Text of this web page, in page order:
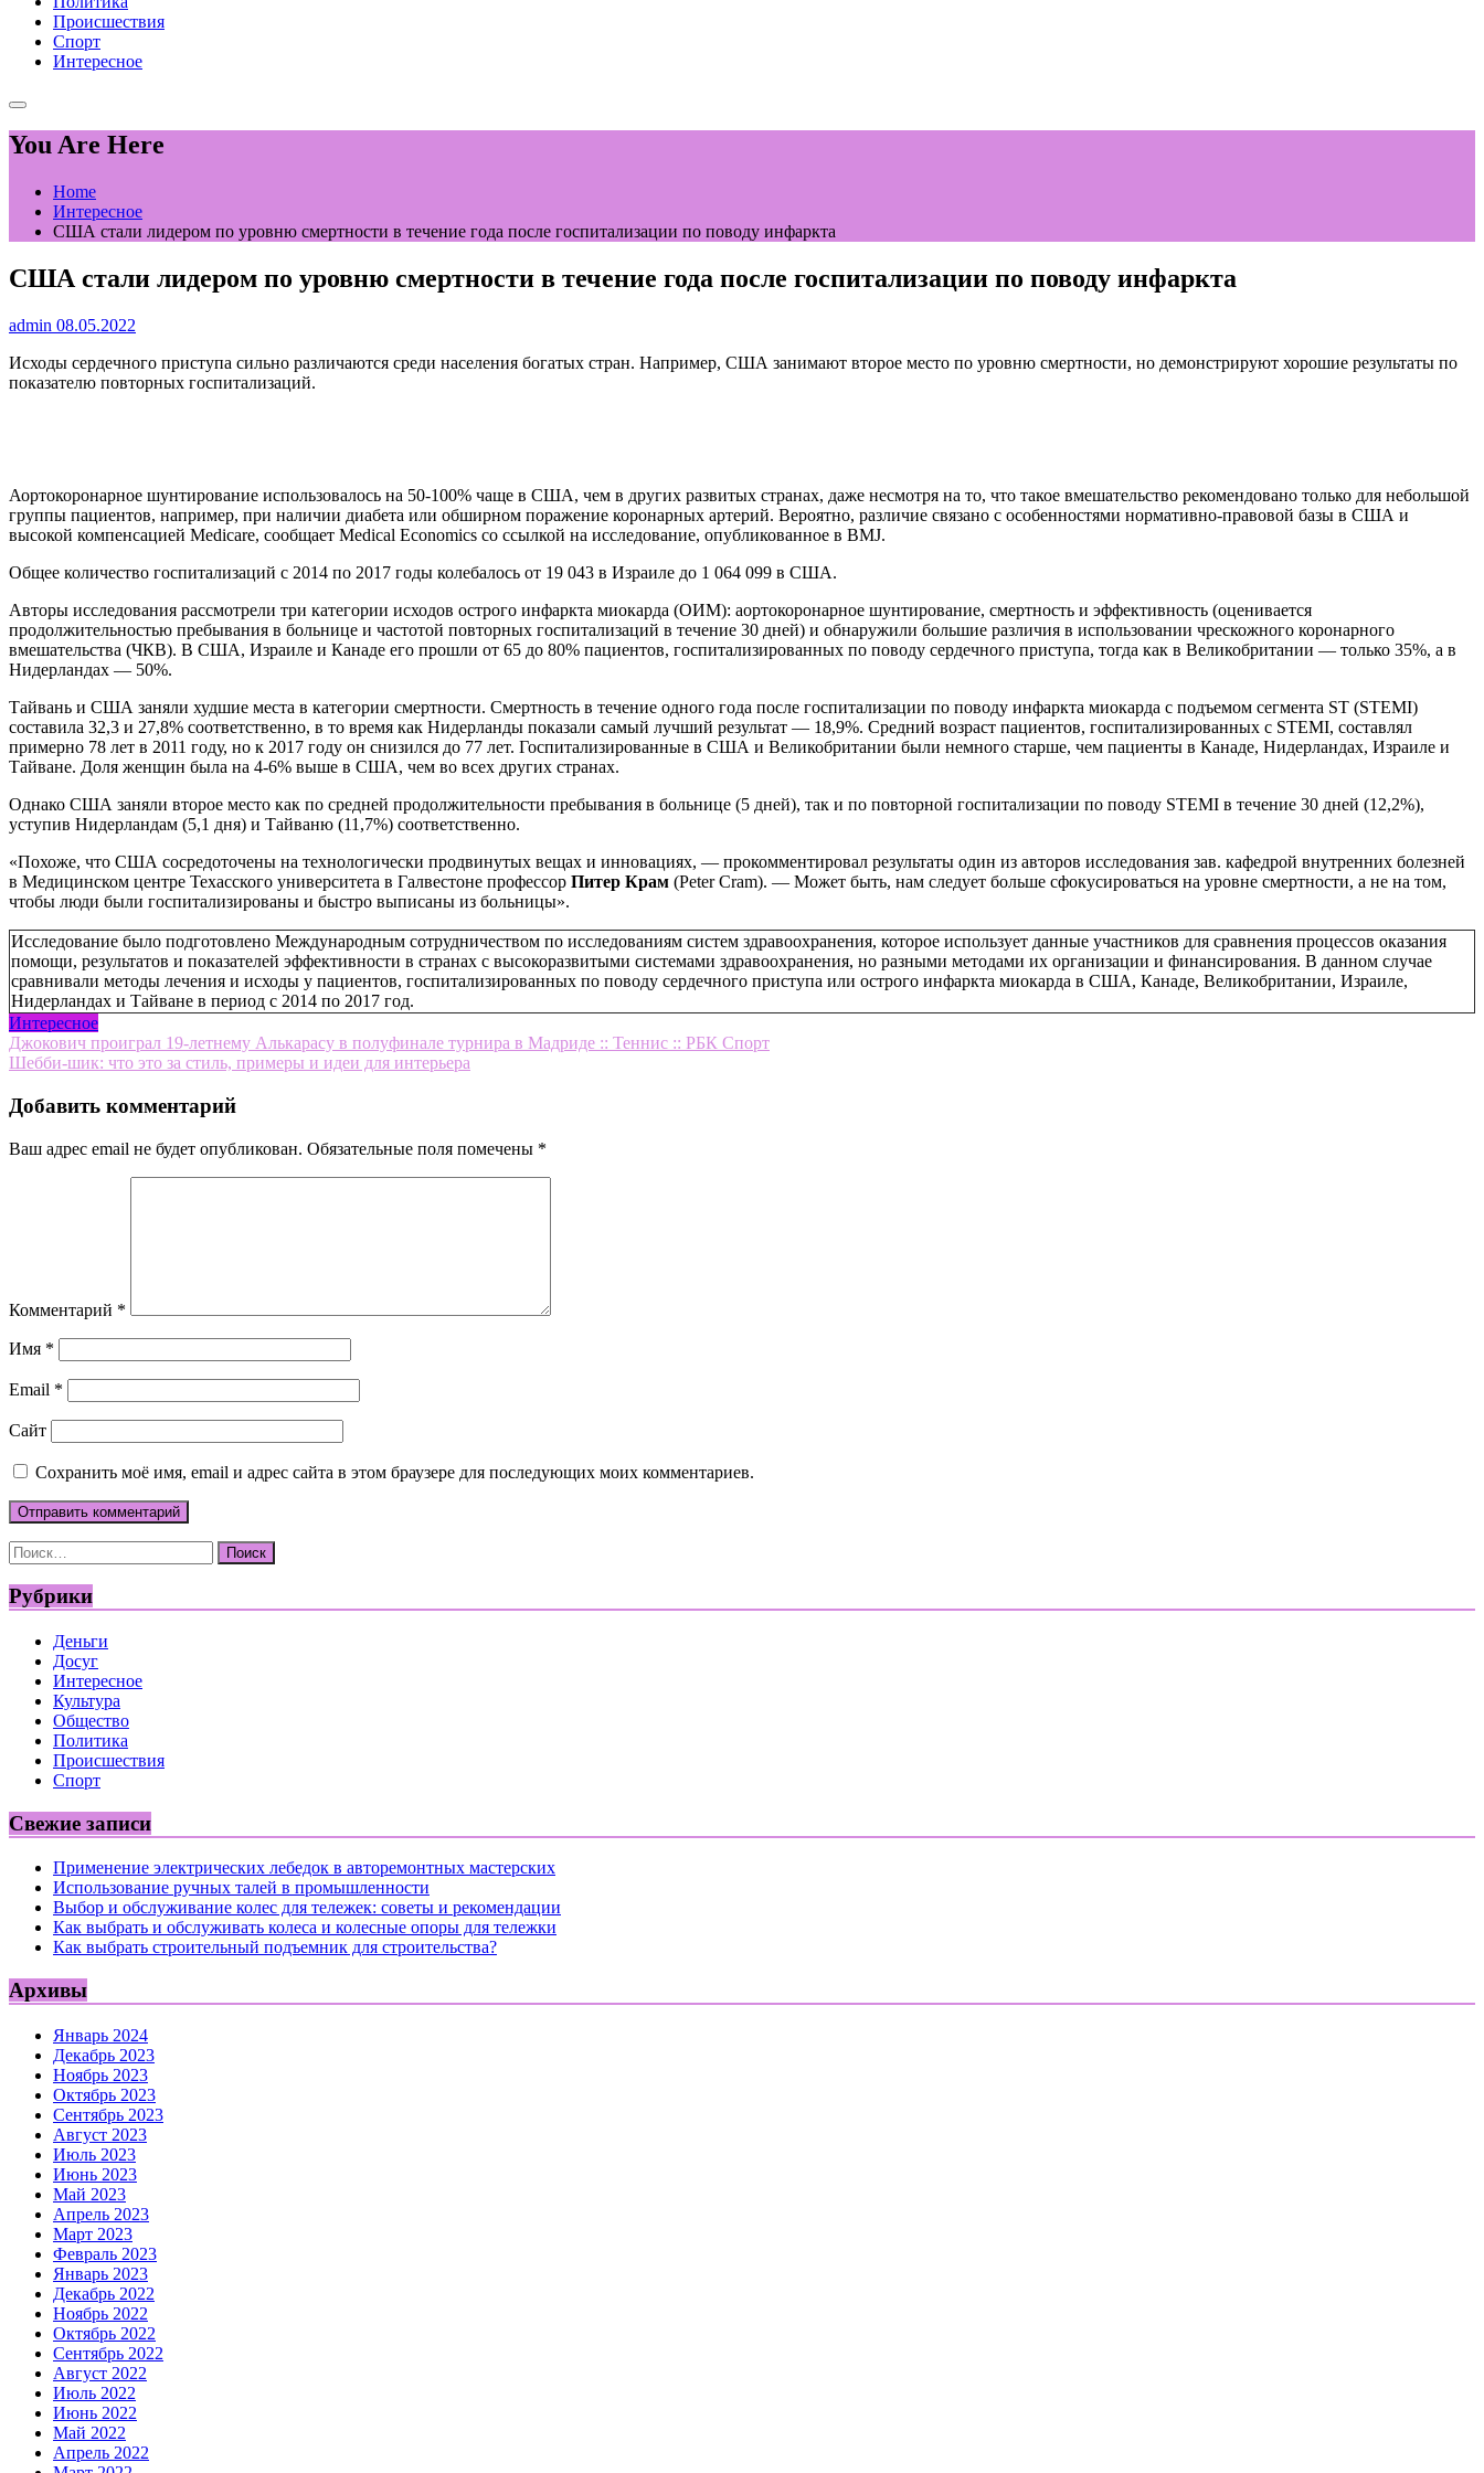
Происшествия
Спорт
Интересное
You Are Here
Home
Интересное
США стали лидером по уровню смертности в течение года после госпитализации по поводу инфаркта
США стали лидером по уровню смертности в течение года после госпитализации по поводу инфаркта
admin 08.05.2022
Исходы сердечного приступа сильно различаются среди населения богатых стран. Например, США занимают второе место по уровню смертности, но демонстрируют хорошие результаты по
показателю повторных госпитализаций.
Аортокоронарное шунтирование использовалось на 50-100% чаще в США, чем в других развитых странах, даже несмотря на то, что такое вмешательство рекомендовано только для небольшой
группы пациентов, например, при наличии диабета или обширном поражение коронарных артерий. Вероятно, различие связано с особенностями нормативно-правовой базы в США и
высокой компенсацией Medicare, сообщает Medical Economics со ссылкой на исследование, опубликованное в BMJ.
Общее количество госпитализаций с 2014 по 2017 годы колебалось от 19 043 в Израиле до 1 064 099 в США.
Авторы исследования рассмотрели три категории исходов острого инфаркта миокарда (ОИМ): аортокоронарное шунтирование, смертность и эффективность (оценивается
продолжительностью пребывания в больнице и частотой повторных госпитализаций в течение 30 дней) и обнаружили большие различия в использовании чрескожного коронарного
вмешательства (ЧКВ). В США, Израиле и Канаде его прошли от 65 до 80% пациентов, госпитализированных по поводу сердечного приступа, тогда как в Великобритании — только 35%, а в
Нидерландах — 50%.
Тайвань и США заняли худшие места в категории смертности. Смертность в течение одного года после госпитализации по поводу инфаркта миокарда с подъемом сегмента ST (STEMI)
составила 32,3 и 27,8% соответственно, в то время как Нидерланды показали самый лучший результат — 18,9%. Средний возраст пациентов, госпитализированных с STEMI, составлял
примерно 78 лет в 2011 году, но к 2017 году он снизился до 77 лет. Госпитализированные в США и Великобритании были немного старше, чем пациенты в Канаде, Нидерландах, Израиле и
Тайване. Доля женщин была на 4-6% выше в США, чем во всех других странах.
Однако США заняли второе место как по средней продолжительности пребывания в больнице (5 дней), так и по повторной госпитализации по поводу STEMI в течение 30 дней (12,2%),
уступив Нидерландам (5,1 дня) и Тайваню (11,7%) соответственно.
«Похоже, что США сосредоточены на технологически продвинутых вещах и инновациях, — прокомментировал результаты один из авторов исследования зав. кафедрой внутренних болезней
в Медицинском центре Техасского университета в Галвестоне профессор Питер Крам (Peter Cram). — Может быть, нам следует больше сфокусироваться на уровне смертности, а не на том,
чтобы люди были госпитализированы и быстро выписаны из больницы».
Исследование было подготовлено Международным сотрудничеством по исследованиям систем здравоохранения, которое использует данные участников для сравнения процессов оказания
помощи, результатов и показателей эффективности в странах с высокоразвитыми системами здравоохранения, но разными методами их организации и финансирования. В данном случае
сравнивали методы лечения и исходы у пациентов, госпитализированных по поводу сердечного приступа или острого инфаркта миокарда в США, Канаде, Великобритании, Израиле,
Нидерландах и Тайване в период с 2014 по 2017 год.
Интересное
Навигация
по
записям
Джокович проиграл 19-летнему Алькарасу в полуфинале турнира в Мадриде :: Теннис :: РБК Спорт
Шебби-шик: что это за стиль, примеры и идеи для интерьера
Добавить комментарий
Ваш адрес email не будет опубликован. Обязательные поля помечены *
Комментарий *
Имя *
Email *
Сайт
Сохранить моё имя, email и адрес сайта в этом браузере для последующих моих комментариев.
Найти:
Рубрики
Деньги
Досуг
Интересное
Культура
Общество
Политика
Происшествия
Спорт
Свежие записи
Применение электрических лебедок в авторемонтных мастерских
Использование ручных талей в промышленности
Выбор и обслуживание колес для тележек: советы и рекомендации
Как выбрать и обслуживать колеса и колесные опоры для тележки
Как выбрать строительный подъемник для строительства?
Архивы
Январь 2024
Декабрь 2023
Ноябрь 2023
Октябрь 2023
Сентябрь 2023
Август 2023
Июль 2023
Июнь 2023
Май 2023
Апрель 2023
Март 2023
Февраль 2023
Январь 2023
Декабрь 2022
Ноябрь 2022
Октябрь 2022
Сентябрь 2022
Август 2022
Июль 2022
Июнь 2022
Май 2022
Апрель 2022